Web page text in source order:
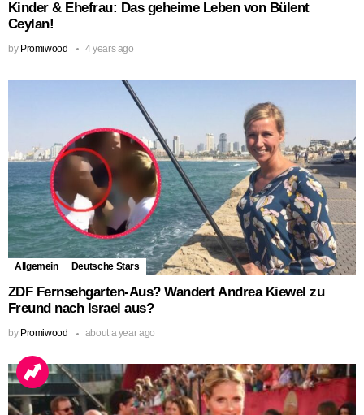
Kinder & Ehefrau: Das geheime Leben von Bülent
Ceylan!
by Promiwood 4 years ago
Allgemein Deutsche Stars
ZDF Fernsehgarten-Aus? Wandert Andrea Kiewel zu
Freund nach Israel aus?
by Promiwood about a year ago